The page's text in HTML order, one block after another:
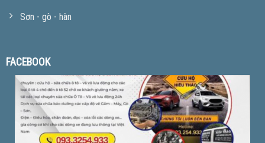
Sơn - gò - hàn
FACEBOOK